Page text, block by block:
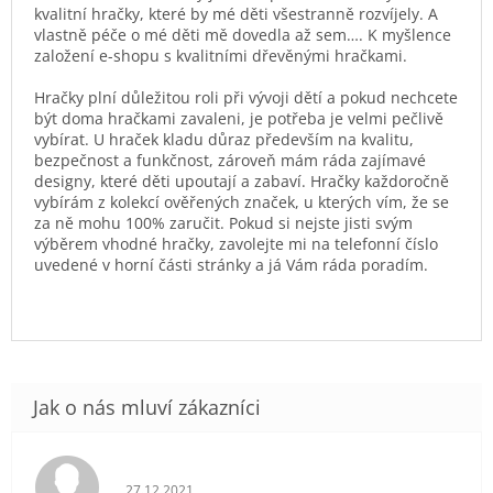
kvalitní hračky, které by mé děti všestranně rozvíjely. A
vlastně péče o mé děti mě dovedla až sem…. K myšlence
založení e-shopu s kvalitními dřevěnými hračkami.
Hračky plní důležitou roli při vývoji dětí a pokud nechcete
být doma hračkami zavaleni, je potřeba je velmi pečlivě
vybírat. U hraček kladu důraz především na kvalitu,
bezpečnost a funkčnost, zároveň mám ráda zajímavé
designy, které děti upoutají a zabaví. Hračky každoročně
vybírám z kolekcí ověřených značek, u kterých vím, že se
za ně mohu 100% zaručit. Pokud si nejste jisti svým
výběrem vhodné hračky, zavolejte mi na telefonní číslo
uvedené v horní části stránky a já Vám ráda poradím.
Hodnocení obchodu je 5 z 5 hvězdiček.